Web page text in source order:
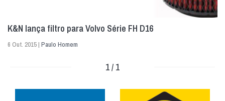
K&N lança filtro para Volvo Série FH D16
6 Out. 2015 | Paulo Homem
1 / 1